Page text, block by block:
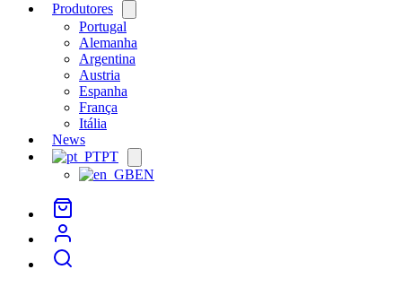
Produtores
menu
Portugal
Alemanha
Argentina
Austria
Espanha
França
Itália
News
PT
menu
EN